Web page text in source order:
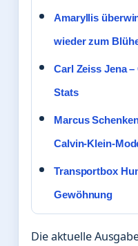
Amaryllis
wieder zum
Carl Zeiss Jena
Stats
Marcus
Calvin-Klein-
Transportbox
Gewöhnung
Die aktuelle